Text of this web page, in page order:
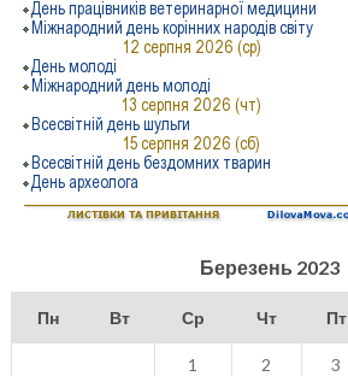
Березень 2023
Пн Вт Ср Чт Пт
1 2 3